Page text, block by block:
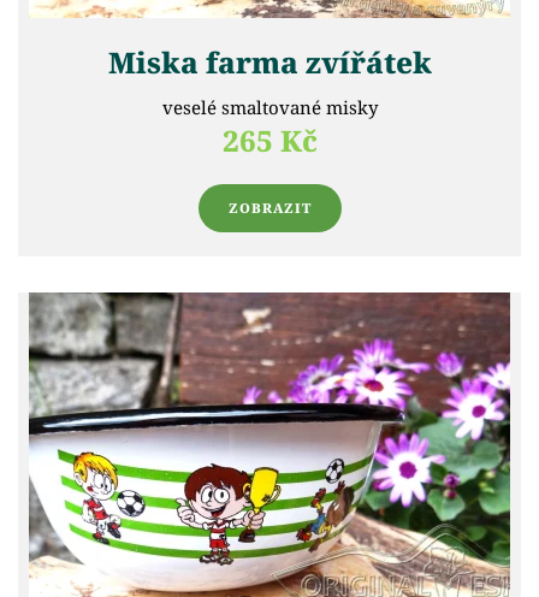
Miska farma zvířátek
veselé smaltované misky
265 Kč
ZOBRAZIT